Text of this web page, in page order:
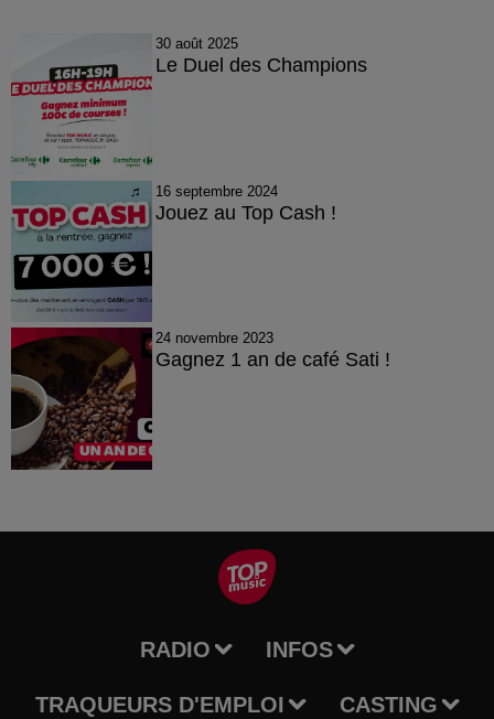
30 août 2025
Le Duel des Champions
16 septembre 2024
Jouez au Top Cash !
24 novembre 2023
Gagnez 1 an de café Sati !
RADIO INFOS
TRAQUEURS D'EMPLOI CASTING